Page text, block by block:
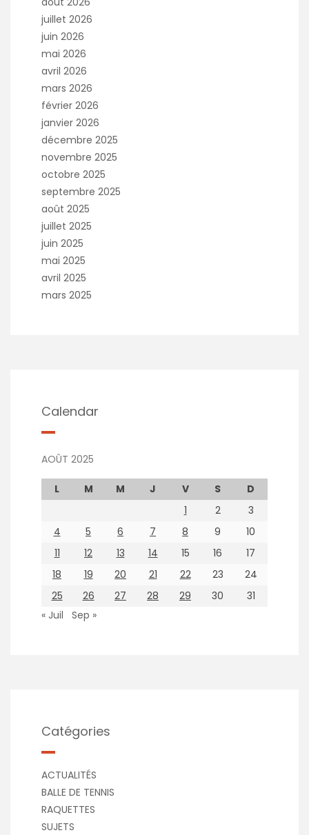
juillet 2026
juin 2026
mai 2026
avril 2026
mars 2026
février 2026
janvier 2026
décembre 2025
novembre 2025
octobre 2025
septembre 2025
août 2025
juillet 2025
juin 2025
mai 2025
avril 2025
mars 2025
Calendar
AOÛT 2025
L M M J V S
D
1
2
3
4
5 6 7 8 9
10
11
12 13 14 15 16
17
18
19 20 21 22 23
24
25
26 27 28 29 30
31
« Juil
Sep »
Catégories
ACTUALITÉS
BALLE DE TENNIS
RAQUETTES
SUJETS